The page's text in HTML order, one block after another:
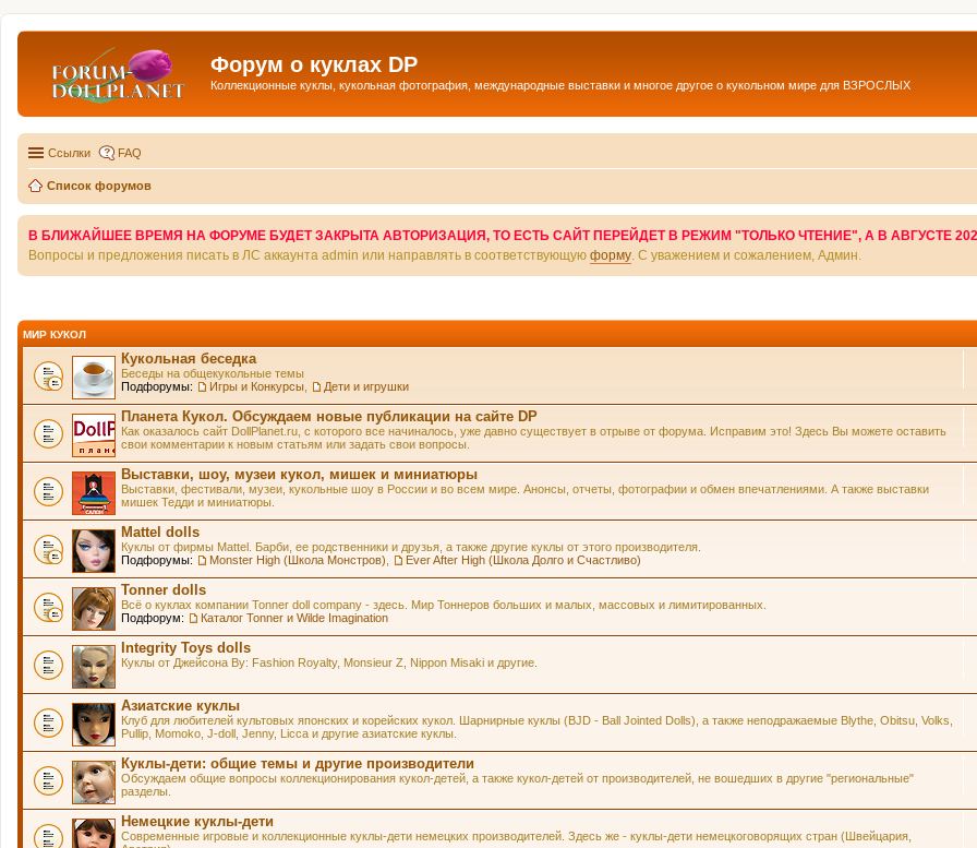
Форум о куклах DP
Коллекционные куклы, кукольная фотография, международные выставки и многое другое о кукольном мире для ВЗРОСЛЫХ
Ссылки FAQ
Список форумов
В БЛИЖАЙШЕЕ ВРЕМЯ НА ФОРУМЕ БУДЕТ ЗАКРЫТА АВТОРИЗАЦИЯ, ТО ЕСТЬ САЙТ ПЕРЕЙДЕТ В РЕЖИМ "ТОЛЬКО ЧТЕНИЕ", А В АВГУСТЕ
Вопросы и предложения писать в ЛС аккаунта admin или направлять в соответствующую форму . С уважением и сожалением, Админ.
МИР КУКОЛ
Кукольная беседка
Беседы на общекукольные темы
Подфорумы:
Игры и Конкурсы Дети и игрушки
Планета Кукол. Обсуждаем новые публикации на сайте DP
Как оказалось сайт DollPlanet.ru, с которого все начиналось, уже давно существует в отрыве от форума. Исправим это! Здесь Вы можете оставить
свои комментарии к новым статьям или задать свои вопросы.
Выставки, шоу, музеи кукол, мишек и миниатюры
Выставки, фестивали, музеи, кукольные шоу в России и во всем мире. Анонсы, отчеты, фотографии и обмен впечатлениями. А также выставки
мишек Тедди и миниатюры.
Mattel dolls
Куклы от фирмы Mattel. Барби, ее родственники и друзья, а также другие куклы от этого производителя.
Подфорумы:
Monster High (Школа Монстров) Ever After High (Школа Долго и Счастливо)
Tonner dolls
Всё о куклах компании Tonner doll company - здесь. Мир Тоннеров больших и малых, массовых и лимитированных.
Подфорум:
Каталог Tonner и Wilde Imagination
Integrity Toys dolls
Куклы от Джейсона Ву: Fashion Royalty, Monsieur Z, Nippon Misaki и другие.
Азиатские куклы
Клуб для любителей культовых японских и корейских кукол. Шарнирные куклы (BJD - Ball Jointed Dolls), а также неподражаемые Blythe, Obitsu, Volks,
Pullip, Momoko, J-doll, Jenny, Licca и другие азиатские куклы.
Куклы-дети: общие темы и другие производители
Обсуждаем общие вопросы коллекционирования кукол-детей, а также кукол-детей от производителей, не вошедших в другие "региональные"
разделы.
Немецкие куклы-дети
Современные игровые и коллекционные куклы-дети немецких производителей. Здесь же - куклы-дети немецкоговорящих стран (Швейцария,